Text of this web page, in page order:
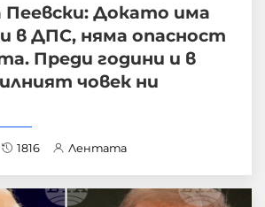
Пеевски: Докато има
в ДПС, няма опасност
Преди години и в
човек ни
1816 Лентата